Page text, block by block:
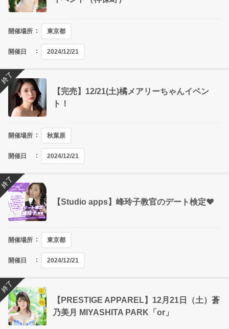
開催場所 東京都
開催日 2024/12/21
【完売】12/21(土)橘メアリーちゃんイベン
ト！
開催場所 秋葉原
開催日 2024/12/21
終了
【Studio apps】峰玲子教官のデート検定❤
開催場所 東京都
開催日 2024/12/21
終了
【PRESTIGE APPAREL】12月21日（土）蒼
乃美月 MIYASHITA PARK「or」
終了